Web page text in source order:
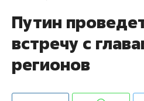
Путин
встречу с
регионов